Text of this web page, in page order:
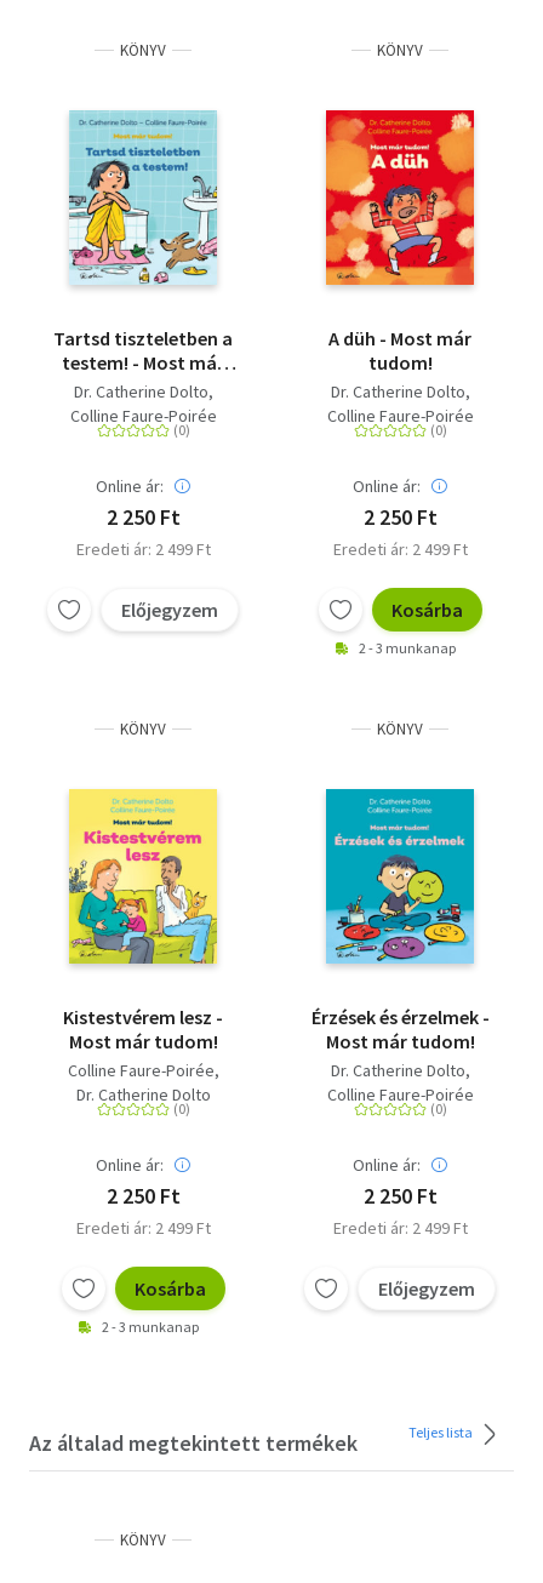
KÖNYV
Tartsd tiszteletben a
testem! - Most már
tudom!
Dr. Catherine Dolto
Colline Faure-Poirée
Online ár:
2 250 Ft
Eredeti ár: 2 499 Ft
Előjegyzem
KÖNYV
A düh - Most már
tudom!
Dr. Catherine Dolto
Colline Faure-Poirée
Online ár:
2 250 Ft
Eredeti ár: 2 499 Ft
Kosárba
2 - 3 munkanap
KÖNYV
Kistestvérem lesz -
Most már tudom!
Colline Faure-Poirée
Dr. Catherine Dolto
Online ár:
2 250 Ft
Eredeti ár: 2 499 Ft
Kosárba
2 - 3 munkanap
KÖNYV
Érzések és érzelmek -
Most már tudom!
Dr. Catherine Dolto
Colline Faure-Poirée
Online ár:
2 250 Ft
Eredeti ár: 2 499 Ft
Előjegyzem
Az általad megtekintett termékek Teljes lista
KÖNYV